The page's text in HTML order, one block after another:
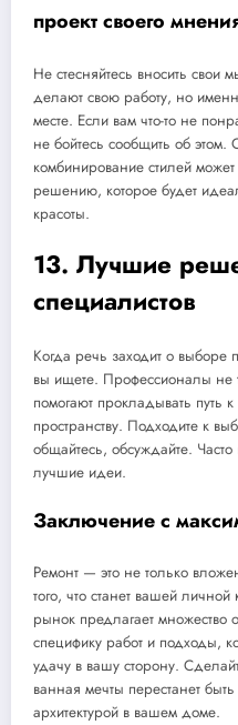
проект своего
Не стесняйтесь вносить свои
делают свою работу, но
месте. Если вам что-то не
не бойтесь сообщить об этом.
комбинирование стилей
решению, которое будет
красоты.
13. Лучшие
специалистов
Когда речь заходит о
вы ищете. Профессионалы не
помогают прокладывать путь
пространству. Подходите к
общайтесь, обсуждайте.
лучшие идеи.
Заключение с
Ремонт — это не только
того, что станет вашей
рынок предлагает
специфику работ и подходы,
удачу в вашу сторону.
ванная мечты перестанет
архитектурой в вашем доме.